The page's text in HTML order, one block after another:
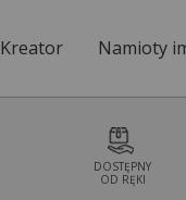
Kreator Namioty
DOSTĘPNY
OD RĘKI